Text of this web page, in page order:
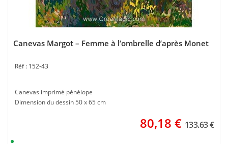
Canevas Margot – Femme à l’ombrelle d’après Monet
152-43
Canevas imprimé pénélope
Dimension du dessin 50 x 65 cm
80,18 € 133.63 €